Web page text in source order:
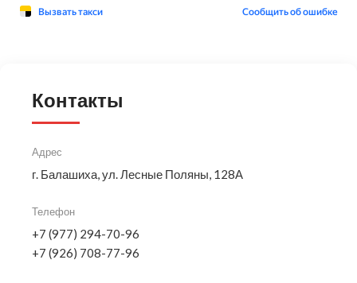
Контакты
Адрес
г. Балашиха, ул. Лесные Поляны, 128А
Телефон
+7 (977) 294-70-96
+7 (926) 708-77-96